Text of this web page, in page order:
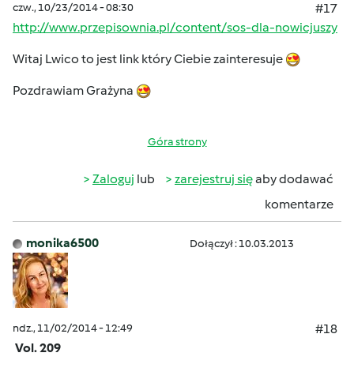
czw., 10/23/2014 - 08:30
#17
http://www.przepisownia.pl/content/sos-dla-nowicjuszy
Witaj Lwico to jest link który Ciebie zainteresuje
Pozdrawiam Grażyna
Góra strony
Zaloguj lub zarejestruj sięaby dodawać
komentarze
monika6500 Dołączył : 10.03.2013
ndz., 11/02/2014 - 12:49
#18
Vol. 209